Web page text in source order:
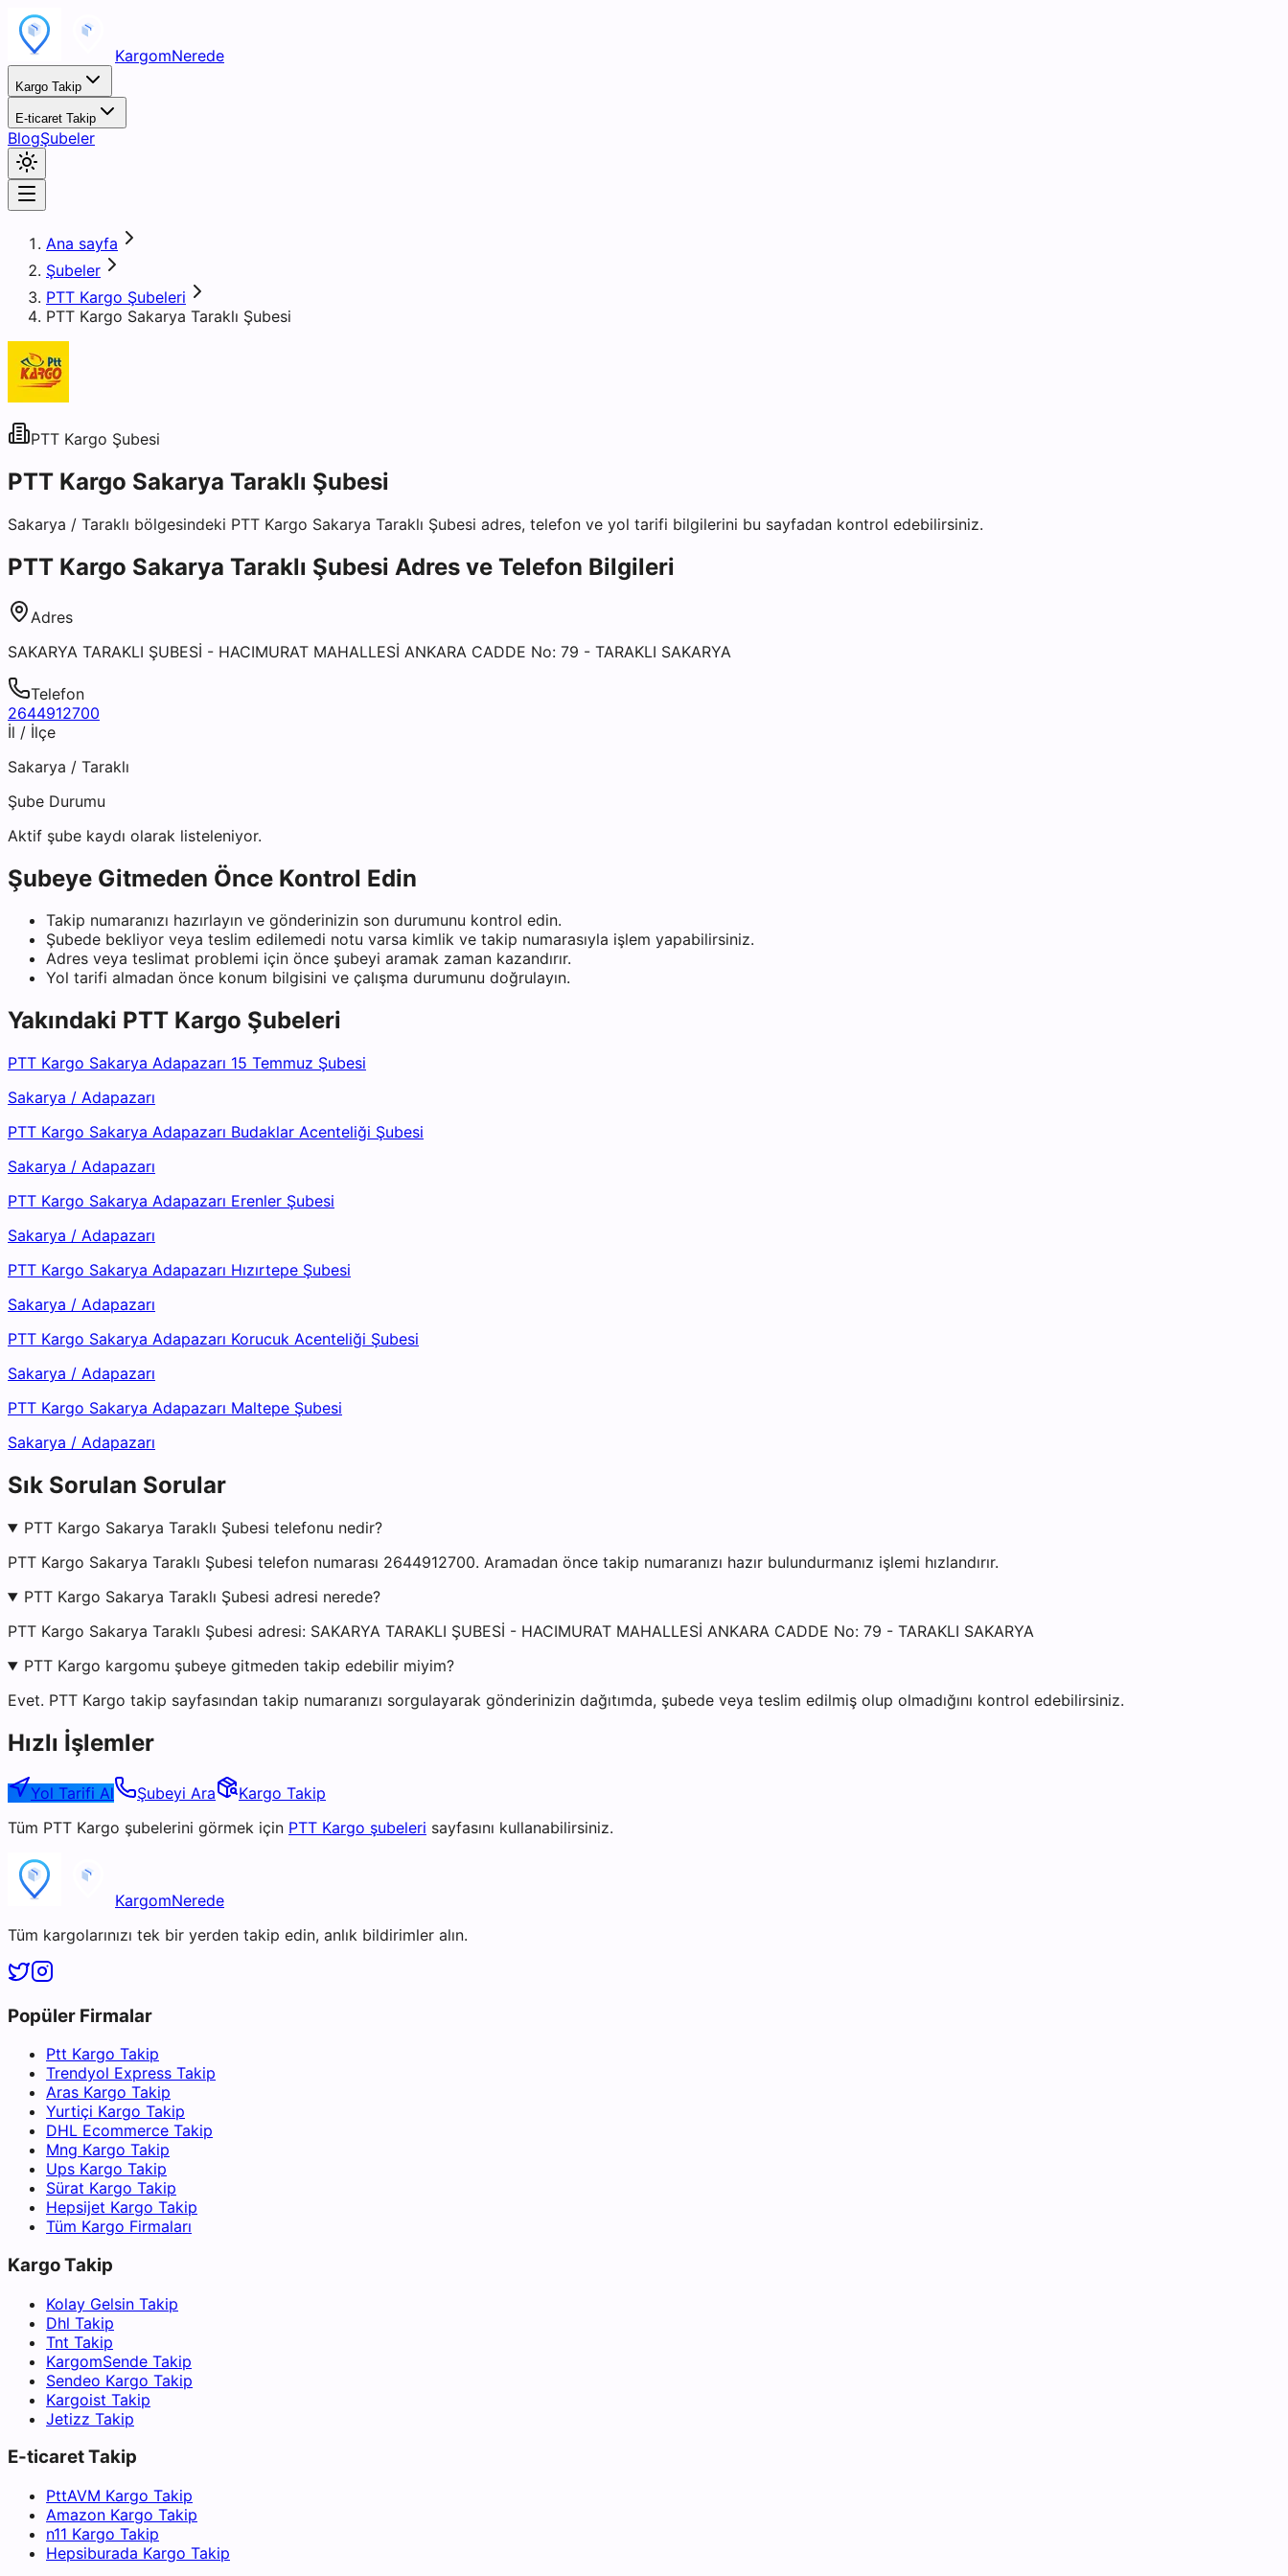
KargomNerede
Kargo Takip
E-ticaret Takip
BlogŞubeler
Ana sayfa
Şubeler
PTT Kargo Şubeleri
PTT Kargo Sakarya Taraklı Şubesi
PTT Kargo Şubesi
PTT Kargo Sakarya Taraklı Şubesi
Sakarya / Taraklı bölgesindeki PTT Kargo Sakarya Taraklı Şubesi adres, telefon ve yol tarifi bilgilerini bu sayfadan kontrol edebilirsiniz.
PTT Kargo Sakarya Taraklı Şubesi Adres ve Telefon Bilgileri
Adres
SAKARYA TARAKLI ŞUBESİ - HACIMURAT MAHALLESİ ANKARA CADDE No: 79 - TARAKLI SAKARYA
Telefon
2644912700
İl / İlçe
Sakarya / Taraklı
Şube Durumu
Aktif şube kaydı olarak listeleniyor.
Şubeye Gitmeden Önce Kontrol Edin
Takip numaranızı hazırlayın ve gönderinizin son durumunu kontrol edin.
Şubede bekliyor veya teslim edilemedi notu varsa kimlik ve takip numarasıyla işlem yapabilirsiniz.
Adres veya teslimat problemi için önce şubeyi aramak zaman kazandırır.
Yol tarifi almadan önce konum bilgisini ve çalışma durumunu doğrulayın.
Yakındaki PTT Kargo Şubeleri
PTT Kargo Sakarya Adapazarı 15 Temmuz Şubesi
Sakarya / Adapazarı
PTT Kargo Sakarya Adapazarı Budaklar Acenteliği Şubesi
Sakarya / Adapazarı
PTT Kargo Sakarya Adapazarı Erenler Şubesi
Sakarya / Adapazarı
PTT Kargo Sakarya Adapazarı Hızırtepe Şubesi
Sakarya / Adapazarı
PTT Kargo Sakarya Adapazarı Korucuk Acenteliği Şubesi
Sakarya / Adapazarı
PTT Kargo Sakarya Adapazarı Maltepe Şubesi
Sakarya / Adapazarı
Sık Sorulan Sorular
PTT Kargo Sakarya Taraklı Şubesi telefonu nedir?
PTT Kargo Sakarya Taraklı Şubesi telefon numarası 2644912700. Aramadan önce takip numaranızı hazır bulundurmanız işlemi hızlandırır.
PTT Kargo Sakarya Taraklı Şubesi adresi nerede?
PTT Kargo Sakarya Taraklı Şubesi adresi: SAKARYA TARAKLI ŞUBESİ - HACIMURAT MAHALLESİ ANKARA CADDE No: 79 - TARAKLI SAKARYA
PTT Kargo kargomu şubeye gitmeden takip edebilir miyim?
Evet. PTT Kargo takip sayfasından takip numaranızı sorgulayarak gönderinizin dağıtımda, şubede veya teslim edilmiş olup olmadığını kontrol edebilirsiniz.
Hızlı İşlemler
Yol Tarifi Al Şubeyi Ara
Kargo Takip
Tüm PTT Kargo şubelerini görmek için PTT Kargo şubeleri sayfasını kullanabilirsiniz.
KargomNerede
Tüm kargolarınızı tek bir yerden takip edin, anlık bildirimler alın.
Popüler Firmalar
Ptt Kargo Takip
Trendyol Express Takip
Aras Kargo Takip
Yurtiçi Kargo Takip
DHL Ecommerce Takip
Mng Kargo Takip
Ups Kargo Takip
Sürat Kargo Takip
Hepsijet Kargo Takip
Tüm Kargo Firmaları
Kargo Takip
Kolay Gelsin Takip
Dhl Takip
Tnt Takip
KargomSende Takip
Sendeo Kargo Takip
Kargoist Takip
Jetizz Takip
E-ticaret Takip
PttAVM Kargo Takip
Amazon Kargo Takip
n11 Kargo Takip
Hepsiburada Kargo Takip